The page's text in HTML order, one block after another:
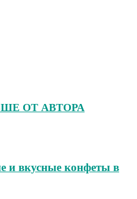
ОТ АВТОРА
и вкусные конфеты в